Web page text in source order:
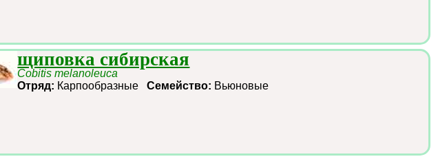
щиповка сибирская
Cobitis melanoleuca
Отряд: КарпообразныеСемейство: Вьюновые